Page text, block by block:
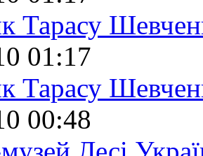
Тарасу
01:17
Тарасу
00:48